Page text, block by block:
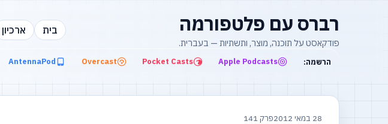
רברס עם פלטפורמה
פודקאסט על תוכנה, מוצר, ותשתיות — בעברית.
בית ארכיון
הרשמה: Apple Podcasts
Pocket Casts
Overcast
AntennaPod
28 במאי 2012 פרק 141